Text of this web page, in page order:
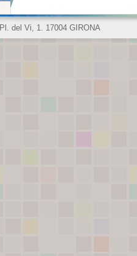
Pl. del Vi, 1. 17004 GIRONA